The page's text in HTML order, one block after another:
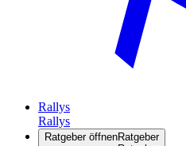
Rallys
Ratgeber öffnenRatgeber